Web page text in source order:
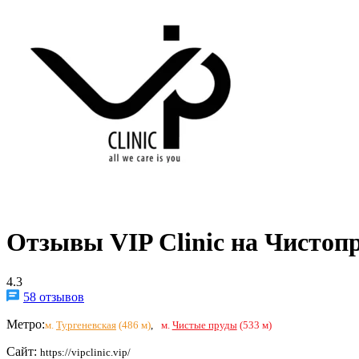
Отзывы VIP Clinic на
4.3
58 отзывов
Метро:м. Тургеневская (486 м) м. Чистые пруды(533 м)
Сайт: https://vipclinic.vip/